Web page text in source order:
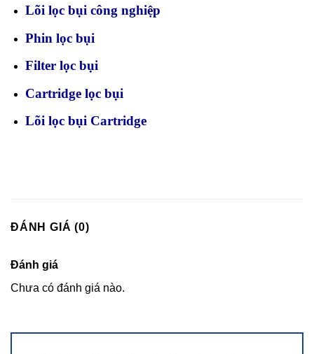
Lõi lọc bụi công nghiệp
Phin lọc bụi
Filter lọc bụi
Cartridge lọc bụi
Lõi lọc bụi Cartridge
ĐÁNH GIÁ (0)
Đánh giá
Chưa có đánh giá nào.